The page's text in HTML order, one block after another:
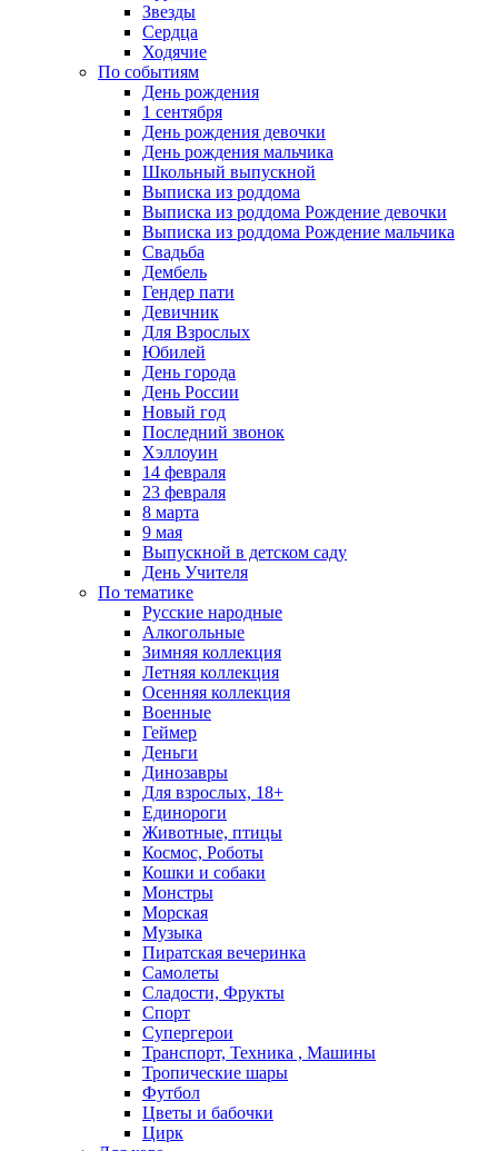
Звезды
Сердца
Ходячие
По событиям
День рождения
1 сентября
День рождения девочки
День рождения мальчика
Школьный выпускной
Выписка из роддома
Выписка из роддома Рождение девочки
Выписка из роддома Рождение мальчика
Свадьба
Дембель
Гендер пати
Девичник
Для Взрослых
Юбилей
День города
День России
Новый год
Последний звонок
Хэллоуин
14 февраля
23 февраля
8 марта
9 мая
Выпускной в детском саду
День Учителя
По тематике
Русские народные
Алкогольные
Зимняя коллекция
Летняя коллекция
Осенняя коллекция
Военные
Геймер
Деньги
Динозавры
Для взрослых, 18+
Единороги
Животные, птицы
Космос, Роботы
Кошки и собаки
Монстры
Морская
Музыка
Пиратская вечеринка
Самолеты
Сладости, Фрукты
Спорт
Супергерои
Транспорт, Техника , Машины
Тропические шары
Футбол
Цветы и бабочки
Цирк